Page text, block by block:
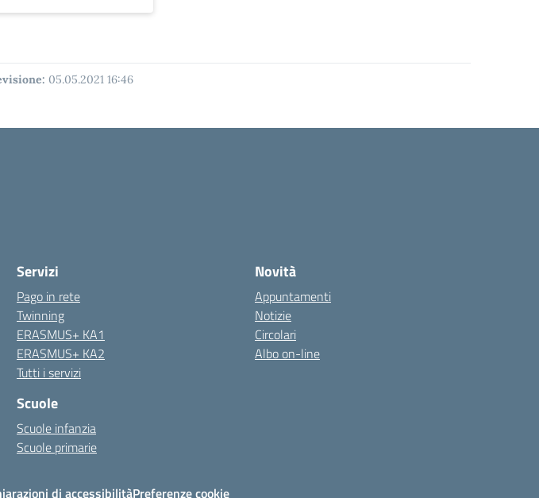
05.05.2021 16:46
Servizi
Pago in rete
Twinning
ERASMUS+ KA1
ERASMUS+ KA2
Tutti i servizi
Scuole
Scuole infanzia
Scuole primarie
Novità
Appuntamenti
Notizie
Circolari
Albo on-line
di accessibilitàPreferenze cookie